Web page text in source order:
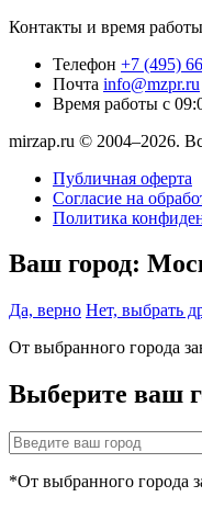
Контакты и время работы
Телефон +7 (495)
Почта info@mzpr.ru
Время работы с
mirzap.ru © 2004–2026.
Публичная оферта
Согласие на
Политика
Ваш город:
Да, верно Нет, выбрать
От выбранного города
Выберите ваш
*От выбранного города